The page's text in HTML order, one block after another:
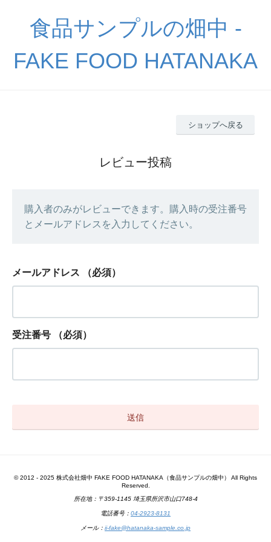
食品サンプルの畑中 -
FAKE FOOD HATANAKA
ショップへ戻る
レビュー投稿
購入者のみがレビューできます。購入時の受注番号
とメールアドレスを入力してください。
メールアドレス （必須）
受注番号 （必須）
© 2012 - 2025 株式会社畑中 FAKE FOOD HATANAKA（食品サンプルの畑中） All Rights
Reserved.
所在地：〒359-1145 埼玉県所沢市山口748-4
電話番号： 04-2923-8131
メール： ii-fake@hatanaka-sample.co.jp